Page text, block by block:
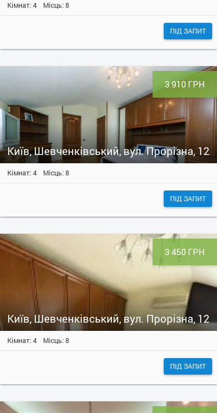
Кімнат: 4 Місць: 8
ПІД ЗАПИТ
3 910 ГРН
Київ, Шевченківський, вул. Прорізна, 12
Кімнат: 4 Місць: 8
ПІД ЗАПИТ
3 450 ГРН
Київ, Шевченківський, вул. Прорізна, 12
Кімнат: 4 Місць: 8
ПІД ЗАПИТ